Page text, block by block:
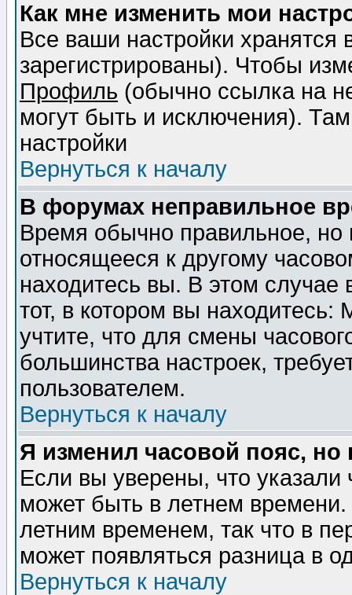
Как мне изменить мои
Все ваши настройки
зарегистрированы). Чтобы
Профиль (обычно ссылка на
могут быть и исключения).
настройки
Вернуться к началу
В форумах неправильное
Время обычно правильное,
относящееся к другому
находитесь вы. В этом
тот, в котором вы
учтите, что для смены
большинства настроек,
пользователем.
Вернуться к началу
Я изменил часовой пояс,
Если вы уверены, что указали
может быть в летнем
летним временем, так что в
может появляться разница в
Вернуться к началу